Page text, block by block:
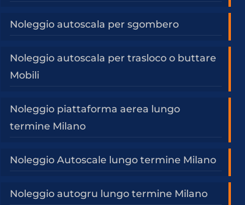
Noleggio autoscala per sgombero
Noleggio autoscala per trasloco o buttare
Mobili
Noleggio piattaforma aerea lungo
termine Milano
Noleggio Autoscale lungo termine Milano
Noleggio autogru lungo termine Milano